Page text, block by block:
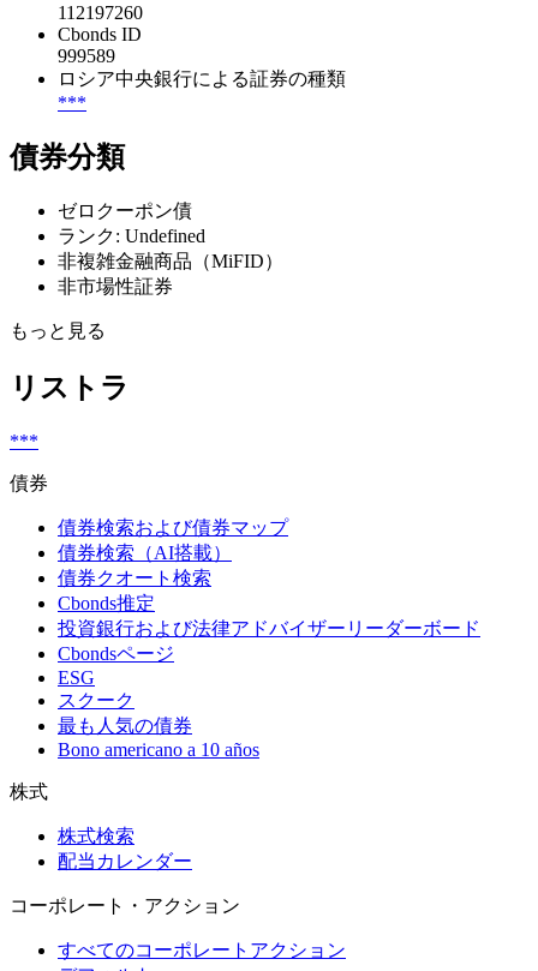
112197260
Cbonds ID
999589
ロシア中央銀行による証券の種類
***
債券分類
ゼロクーポン債
ランク: Undefined
非複雑金融商品（MiFID）
非市場性証券
もっと見る
リストラ
***
債券
債券検索および債券マップ
債券検索（AI搭載）
債券クオート検索
Cbonds推定
投資銀行および法律アドバイザーリーダーボード
Cbondsページ
ESG
スクーク
最も人気の債券
Bono americano a 10 años
株式
株式検索
配当カレンダー
コーポレート・アクション
すべてのコーポレートアクション